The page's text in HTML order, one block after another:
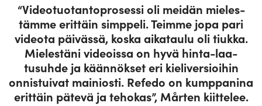
“Video­tuo­tan­to­pro­sessi oli meidän mie­les­
tämme erittäin simppeli. Teimme jopa pari
videota päi­vässä, koska aika­taulu oli tiukka.
Mie­lestäni videoissa on hyvä hinta-laa­
tusuhde ja kään­nökset eri kie­li­ver­sioihin
onnis­tuivat mai­niosti. Refedo on kump­panina
erittäin pätevä ja tehokas”, Mårten kiittelee.